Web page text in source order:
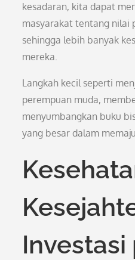
kesadaran, kita dapat
masyarakat tentang nilai
sehingga lebih banyak
mereka.
Langkah kecil seperti
perempuan muda,
menyumbangkan buku
yang besar dalam
Investasi